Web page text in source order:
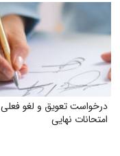
درخواست تعویق و لغو فعلی
امتحانات نهایی